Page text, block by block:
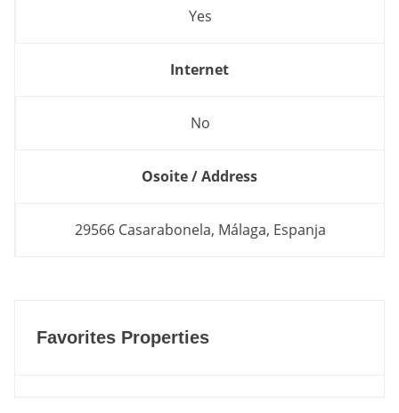
Yes
Internet
No
Osoite / Address
29566 Casarabonela, Málaga, Espanja
Favorites Properties